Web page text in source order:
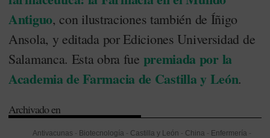
Antiguo, con ilustraciones también de Íñigo
Ansola, y editada por Ediciones Universidad de
Salamanca. Esta obra fue premiada por la
Academia de Farmacia de Castilla y León.
Archivado en
Antivacunas - Biotecnología - Castilla y León - China - Enfermería -